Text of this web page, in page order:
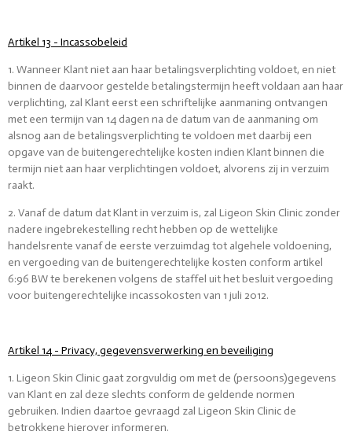
Artikel 13 - Incassobeleid
1. Wanneer Klant niet aan haar betalingsverplichting voldoet, en niet
binnen de daarvoor gestelde betalingstermijn heeft voldaan aan haar
verplichting, zal Klant eerst een schriftelijke aanmaning ontvangen
met een termijn van 14 dagen na de datum van de aanmaning om
alsnog aan de betalingsverplichting te voldoen met daarbij een
opgave van de buitengerechtelijke kosten indien Klant binnen die
termijn niet aan haar verplichtingen voldoet, alvorens zij in verzuim
raakt.
2. Vanaf de datum dat Klant in verzuim is, zal Ligeon Skin Clinic zonder
nadere ingebrekestelling recht hebben op de wettelijke
handelsrente vanaf de eerste verzuimdag tot algehele voldoening,
en vergoeding van de buitengerechtelijke kosten conform artikel
6:96 BW te berekenen volgens de staffel uit het besluit vergoeding
voor buitengerechtelijke incassokosten van 1 juli 2012.
Artikel 14 - Privacy, gegevensverwerking en beveiliging
1. Ligeon Skin Clinic gaat zorgvuldig om met de (persoons)gegevens
van Klant en zal deze slechts conform de geldende normen
gebruiken. Indien daartoe gevraagd zal Ligeon Skin Clinic de
betrokkene hierover informeren.